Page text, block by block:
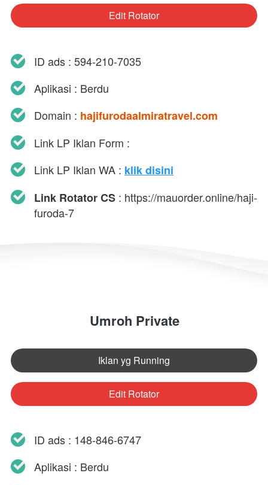
`Edit Rotator
ID ads : 594-210-7035
Aplikasi : Berdu
Domain : hajifurodaalmiratravel.com
Link LP Iklan Form :
Link LP Iklan WA : klik disini
Link Rotator CS : https://mauorder.online/haji-
furoda-7
Umroh Private
`Iklan yg Running
`Edit Rotator
ID ads : 148-846-6747
Aplikasi : Berdu